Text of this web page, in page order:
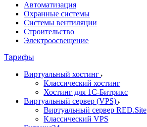
Автоматизация
Охранные системы
Системы вентиляции
Строительство
Электроосвещение
Тарифы
Виртуальный хостинг
Классический хостинг
Хостинг для 1С-Битрикс
Виртуальный сервер (VPS)
Виртуальный сервер RED.Site
Классический VPS